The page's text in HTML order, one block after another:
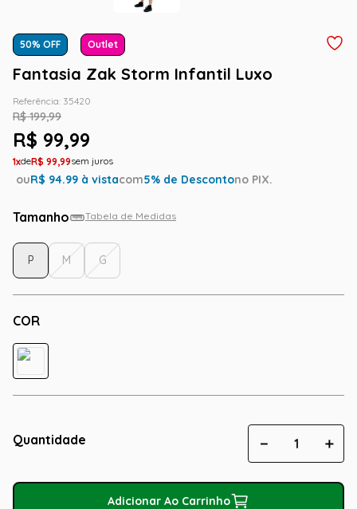
50% OFF Outlet
Fantasia Zak Storm Infantil Luxo
Referência: 35420
R$ 199,99
R$ 99,99
1 R$ 99,99
ouR$ 94.99 à vistacom5% de Descontono PIX.
Tamanho Tabela de Medidas
COR
P M G
Quantidade ＋
－
Adicionar Ao Carrinho